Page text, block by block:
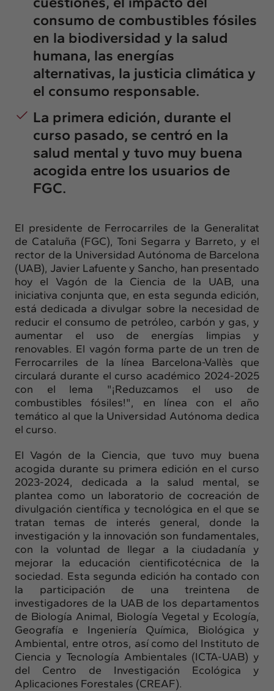
consumo de combustibles fósiles
en la biodiversidad y la salud
humana, las energías
alternativas, la justicia climática y
el consumo responsable.
La primera edición, durante el
curso pasado, se centró en la
salud mental y tuvo muy buena
acogida entre los usuarios de
FGC.
El presidente de Ferrocarriles de la Generalitat
de Cataluña (FGC), Toni Segarra y Barreto, y el
rector de la Universidad Autónoma de Barcelona
(UAB), Javier Lafuente y Sancho, han presentado
hoy el Vagón de la Ciencia de la UAB, una
iniciativa conjunta que, en esta segunda edición,
está dedicada a divulgar sobre la necesidad de
reducir el consumo de petróleo, carbón y gas, y
aumentar el uso de energías limpias y
renovables. El vagón forma parte de un tren de
Ferrocarriles de la línea Barcelona-Vallès que
circulará durante el curso académico 2024-2025
con el lema "¡Reduzcamos el uso de
combustibles fósiles!", en línea con el año
temático al que la Universidad Autónoma dedica
el curso.
El Vagón de la Ciencia, que tuvo muy buena
acogida durante su primera edición en el curso
2023-2024, dedicada a la salud mental, se
plantea como un laboratorio de cocreación de
divulgación científica y tecnológica en el que se
tratan temas de interés general, donde la
investigación y la innovación son fundamentales,
con la voluntad de llegar a la ciudadanía y
mejorar la educación cientificotécnica de la
sociedad. Esta segunda edición ha contado con
la participación de una treintena de
investigadores de la UAB de los departamentos
de Biología Animal, Biología Vegetal y Ecología,
Geografía e Ingeniería Química, Biológica y
Ambiental, entre otros, así como del Instituto de
Ciencia y Tecnología Ambientales (ICTA-UAB) y
del Centro de Investigación Ecológica y
Aplicaciones Forestales (CREAF).